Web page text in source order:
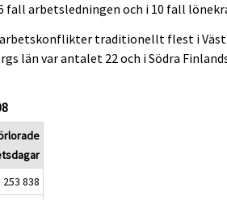
fall arbetsledningen och i 10 fall
traditionellt flest i
län var antalet 22 och i Södra
253 838